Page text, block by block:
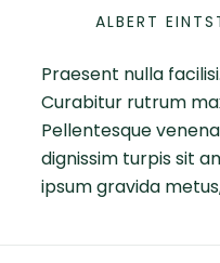
ALBERT
Praesent nulla
Curabitur rutrum
Pellentesque
dignissim turpis sit
ipsum gravida